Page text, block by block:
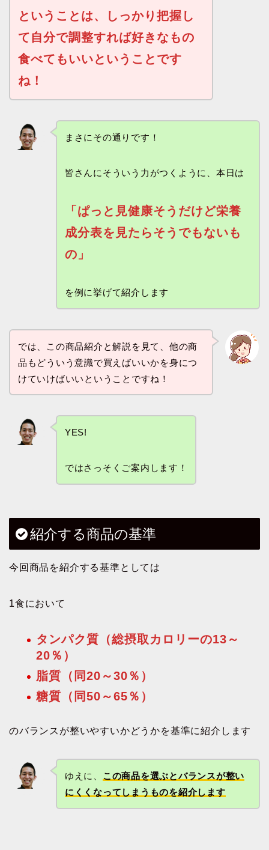
ということは、しっかり把握し
て自分で調整すれば好きなもの
食べてもいいということです
ね！
まさにその通りです！
皆さんにそういう力がつくように、本日は
「ぱっと見健康そうだけど栄養
成分表を見たらそうでもないも
の」
を例に挙げて紹介します
では、この商品紹介と解説を見て、他の商
品もどういう意識で買えばいいかを身につ
けていけばいいということですね！
YES!
ではさっそくご案内します！
紹介する商品の基準
今回商品を紹介する基準としては
1食において
タンパク質（総摂取カロリーの13～
20％）
脂質（同20～30％）
糖質（同50～65％）
のバランスが整いやすいかどうかを基準に紹介します
ゆえに、 この商品を選ぶとバランスが整い
にくくなってしまうものを紹介します